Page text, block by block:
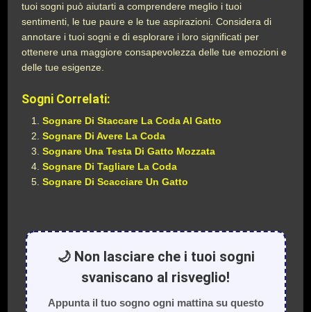
tuoi sogni può aiutarti a comprendere meglio i tuoi
sentimenti, le tue paure e le tue aspirazioni. Considera di
annotare i tuoi sogni e di esplorare i loro significati per
ottenere una maggiore consapevolezza delle tue emozioni e
delle tue esigenze.
Sogni Correlati:
Sognare Di Staccare La Coda Al Gatto
Sognare Di Avere La Coda
Sognare Una Testa Di Gatto Mozzata
Sognare Di Tagliare La Coda
Sognare Di Scacciare Un Gatto
🌙 Non lasciare che i tuoi sogni
svaniscano al risveglio!
Appunta il tuo sogno ogni mattina su questo